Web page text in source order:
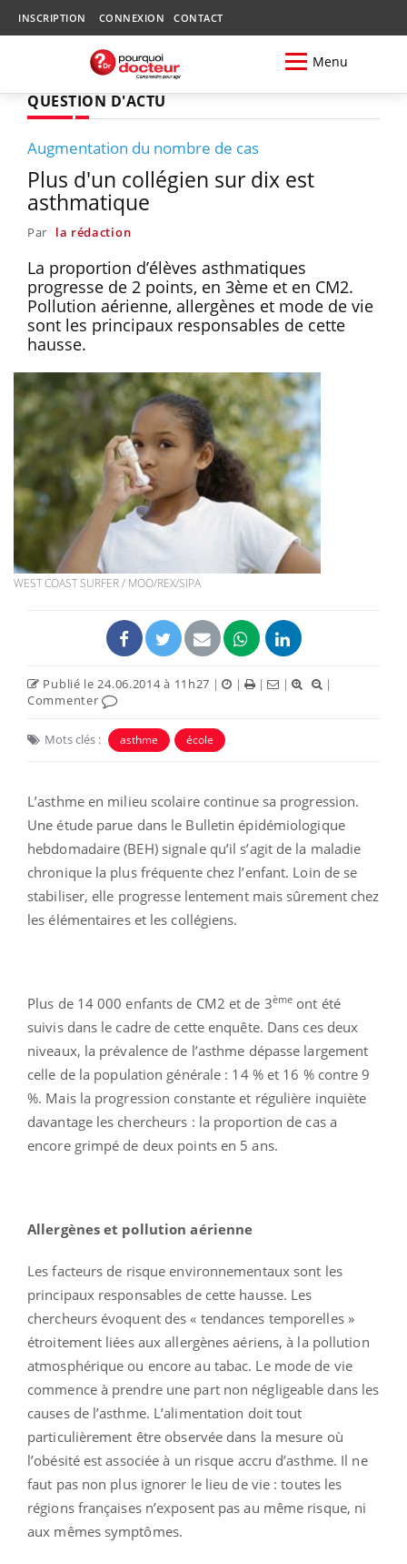
INSCRIPTION CONNEXION CONTACT
Menu
QUESTION D'ACTU
Augmentation du nombre de cas
Plus d'un collégien sur dix est
asthmatique
Par la rédaction
La proportion d’élèves asthmatiques
progresse de 2 points, en 3ème et en CM2.
Pollution aérienne, allergènes et mode de vie
sont les principaux responsables de cette
hausse.
WEST COAST SURFER / MOO/REX/SIPA
Publié le 24.06.2014 à 11h27 | | | |
|
Commenter
Mots clés : asthme école
L’asthme en milieu scolaire continue sa progression.
Une étude parue dans le Bulletin épidémiologique
hebdomadaire (BEH) signale qu’il s’agit de la maladie
chronique la plus fréquente chez l’enfant. Loin de se
stabiliser, elle progresse lentement mais sûrement chez
les élémentaires et les collégiens.
Plus de 14 000 enfants de CM2 et de 3ème ont été
suivis dans le cadre de cette enquête. Dans ces deux
niveaux, la prévalence de l’asthme dépasse largement
celle de la population générale : 14 % et 16 % contre 9
%. Mais la progression constante et régulière inquiète
davantage les chercheurs : la proportion de cas a
encore grimpé de deux points en 5 ans.
Allergènes et pollution aérienne
Les facteurs de risque environnementaux sont les
principaux responsables de cette hausse. Les
chercheurs évoquent des « tendances temporelles »
étroitement liées aux allergènes aériens, à la pollution
atmosphérique ou encore au tabac. Le mode de vie
commence à prendre une part non négligeable dans les
causes de l’asthme. L’alimentation doit tout
particulièrement être observée dans la mesure où
l’obésité est associée à un risque accru d’asthme. Il ne
faut pas non plus ignorer le lieu de vie : toutes les
régions françaises n’exposent pas au même risque, ni
aux mêmes symptômes.